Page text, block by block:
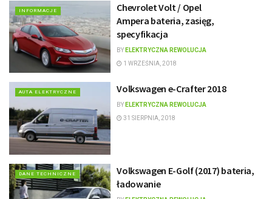
INFORMACJE
Chevrolet Volt / Opel
Ampera bateria, zasięg,
specyfikacja
BY ELEKTRYCZNA REWOLUCJA
1 WRZEŚNIA, 2018
AUTA ELEKTRYCZNE Volkswagen e-Crafter 2018
BY ELEKTRYCZNA REWOLUCJA
31 SIERPNIA, 2018
DANE TECHNICZNE
Volkswagen E-Golf (2017) bateria,
ładowanie